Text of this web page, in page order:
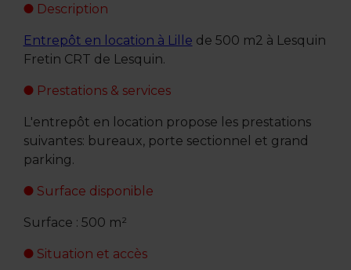
Description
Entrepôt en location à Lille de 500 m2 à Lesquin
Fretin CRT de Lesquin.
Prestations & services
L'entrepôt en location propose les prestations
suivantes: bureaux, porte sectionnel et grand
parking.
Surface disponible
Surface : 500 m²
Situation et accès